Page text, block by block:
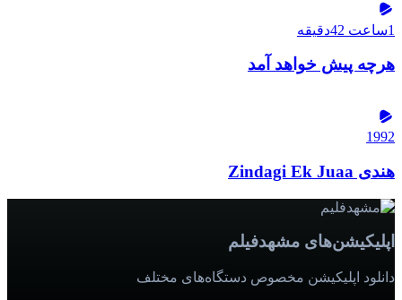
1ساعت 42دقیقه
هرچه پیش خواهد آمد
1992
هندی Zindagi Ek Juaa
اپلیکیشن‌های مشهدفیلم
دانلود اپلیکیشن مخصوص دستگاه‌های مختلف